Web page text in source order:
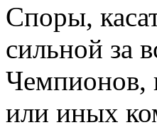
Споры,
сильной за
Чемпионов,
или иных